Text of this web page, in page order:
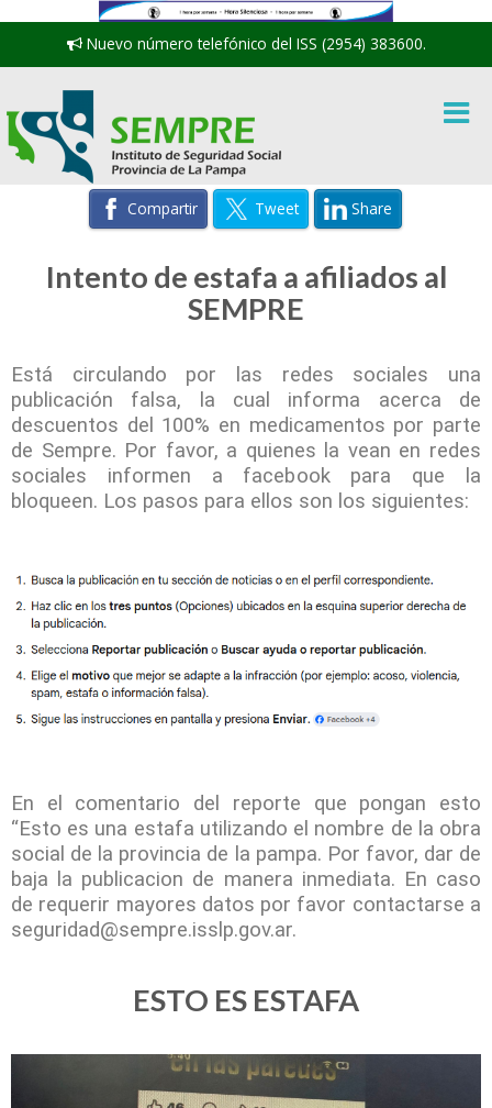
Nuevo número telefónico del ISS (2954) 383600.
Compartir Tweet Share
Intento de estafa a afiliados al
SEMPRE
Está circulando por las redes sociales una
publicación falsa, la cual informa acerca de
descuentos del 100% en medicamentos por parte
de Sempre. Por favor, a quienes la vean en redes
sociales informen a facebook para que la
bloqueen. Los pasos para ellos son los siguientes:
En el comentario del reporte que pongan esto
“Esto es una estafa utilizando el nombre de la obra
social de la provincia de la pampa. Por favor, dar de
baja la publicacion de manera inmediata. En caso
de requerir mayores datos por favor contactarse a
seguridad@sempre.isslp.gov.ar.
ESTO ES ESTAFA